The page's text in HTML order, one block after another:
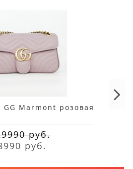
GG Marmont розовая
руб.
руб.